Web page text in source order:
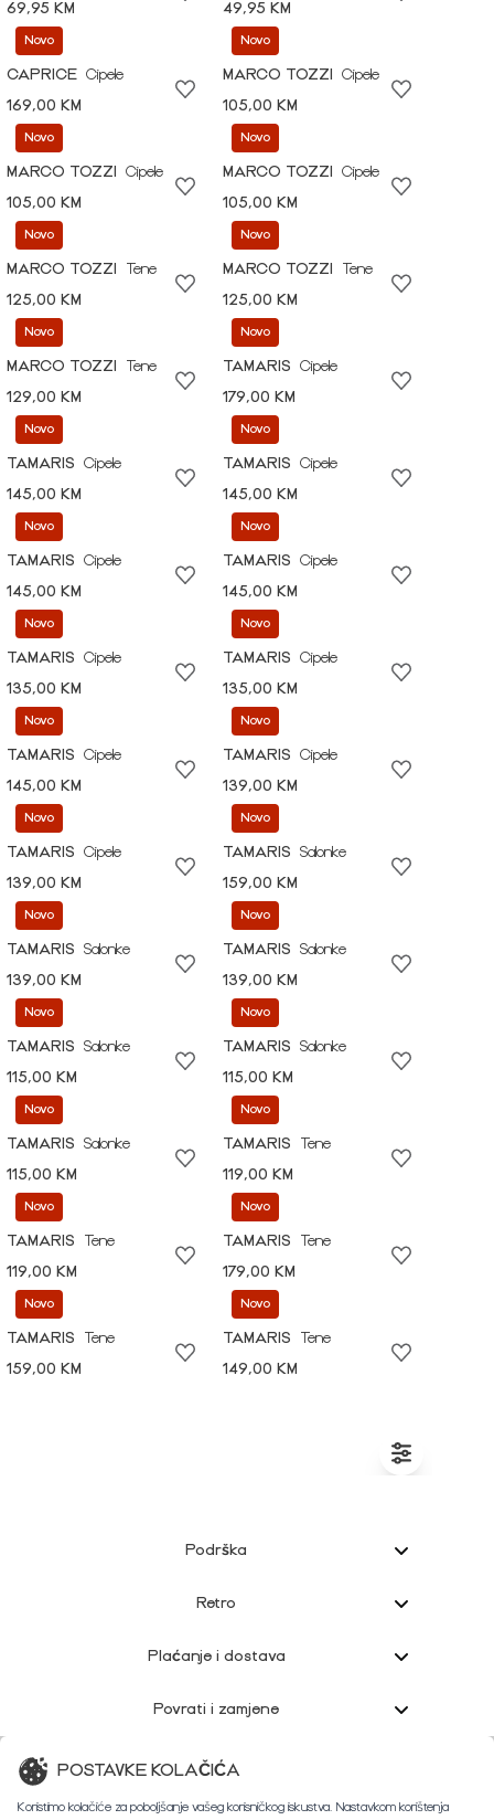
69,95 KM
49,95 KM
Novo
CAPRICE Cipele
169,00 KM
Novo
MARCO TOZZI
Cipele
105,00 KM
Novo
MARCO TOZZI
Cipele
105,00 KM
Novo
MARCO TOZZI
Cipele
105,00 KM
Novo
MARCO TOZZI
Tene
125,00 KM
Novo
MARCO TOZZI
Tene
125,00 KM
Novo
MARCO TOZZI
Tene
129,00 KM
Novo
TAMARIS
Cipele
179,00 KM
Novo
TAMARIS
Cipele
145,00 KM
Novo
TAMARIS
Cipele
145,00 KM
Novo
TAMARIS
Cipele
145,00 KM
Novo
TAMARIS
Cipele
145,00 KM
Novo
TAMARIS
Cipele
135,00 KM
Novo
TAMARIS
Cipele
135,00 KM
Novo
TAMARIS
Cipele
145,00 KM
Novo
TAMARIS
Cipele
139,00 KM
Novo
TAMARIS
Cipele
139,00 KM
Novo
TAMARIS
Salonke
159,00 KM
Novo
TAMARIS
Salonke
139,00 KM
Novo
TAMARIS
Salonke
139,00 KM
Novo
TAMARIS
Salonke
115,00 KM
Novo
TAMARIS
Salonke
115,00 KM
Novo
TAMARIS
Salonke
115,00 KM
Novo
TAMARIS
Tene
119,00 KM
Novo
TAMARIS
Tene
119,00 KM
Novo
TAMARIS
Tene
179,00 KM
Novo
TAMARIS
Tene
159,00 KM
Novo
TAMARIS
Tene
149,00 KM
Podrška
Retro
Plaćanje i dostava
Povrati i zamjene
Korisnička podrška
POSTAVKE KOLAČIĆA
Koristimo kolačiće za poboljšanje vašeg korisničkog iskustva. Nastavkom korištenja